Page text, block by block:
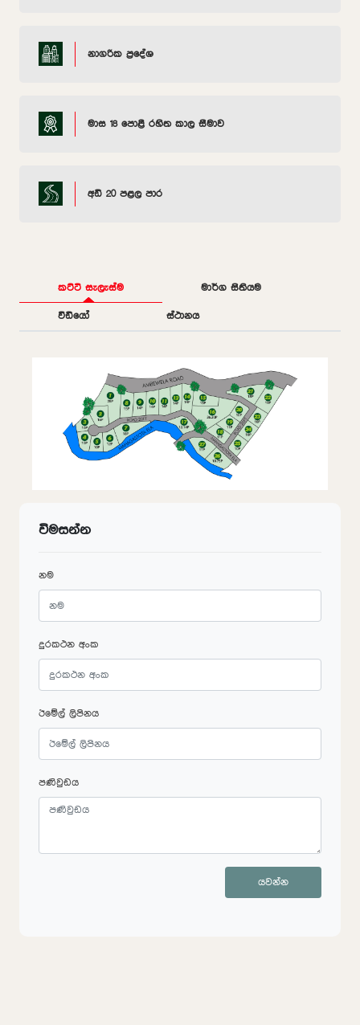
නාගරික ප්‍රදේශ
මාස 18 පොළී රහිත කාල සීමාව
අඩි 20 පළල පාර
කට්ටි සැලැස්ම මාර්ග සිතියම
වීඩියෝ ස්ථානය
විමසන්න
නම
දුරකථන අංක
ඊමේල් ලිපිනය
පණිවුඩය
යවන්න